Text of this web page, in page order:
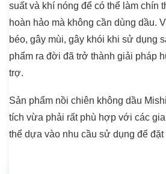
suất và khí nóng để có thể làm chín
hoàn hảo mà không cần dùng dầu.
béo, gây mùi, gây khói khi sử dụng
phẩm ra đời đã trở thành giải pháp
trợ.
Sản phẩm nồi chiên không dầu
tích vừa phải rất phù hợp với các
thể dựa vào nhu cầu sử dụng để đặt